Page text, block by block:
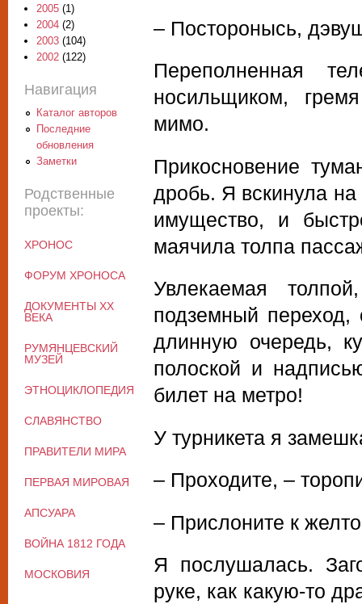
– Посторонысь,
Переполненная
носильщиком,
мимо.
Прикосновение
дробь. Я вскинула
имущество, и
маячила толпа
Увлекаемая
подземный
длинную очередь,
полоской и
билет на метро!
У турникета я
– Проходите, –
– Прислоните к
Я послушалась.
руке, как какую-то
2005 (1)
2004 (2)
2003 (104)
2002 (122)
Навигация
Каталог авторов
Последние
обновления
Заметки
Родственные
проекты:
ХРОНОС
ФОРУМ ХРОНОСА
ДОКУМЕНТЫ XX
ВЕКА
РУМЯНЦЕВСКИЙ
МУЗЕЙ
ЭТНОЦИКЛОПЕДИЯ
СЛАВЯНСТВО
ПРАВИТЕЛИ МИРА
ПЕРВАЯ МИРОВАЯ
АПСУАРА
ВОЙНА 1812 ГОДА
МОСКОВИЯ